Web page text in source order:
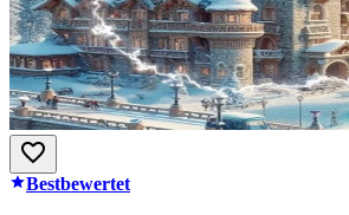
Bestbewertet